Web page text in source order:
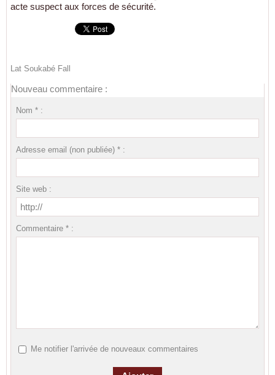
acte suspect aux forces de sécurité.
Lat Soukabé Fall
Nouveau commentaire :
Nom * :
Adresse email (non publiée) * :
Site web :
Commentaire * :
Me notifier l'arrivée de nouveaux commentaires